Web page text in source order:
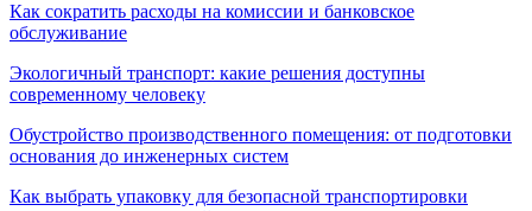
Как сократить расходы на комиссии и банковское
обслуживание
Экологичный транспорт: какие решения доступны
современному человеку
Обустройство производственного помещения: от подготовки
основания до инженерных систем
Как выбрать упаковку для безопасной транспортировки